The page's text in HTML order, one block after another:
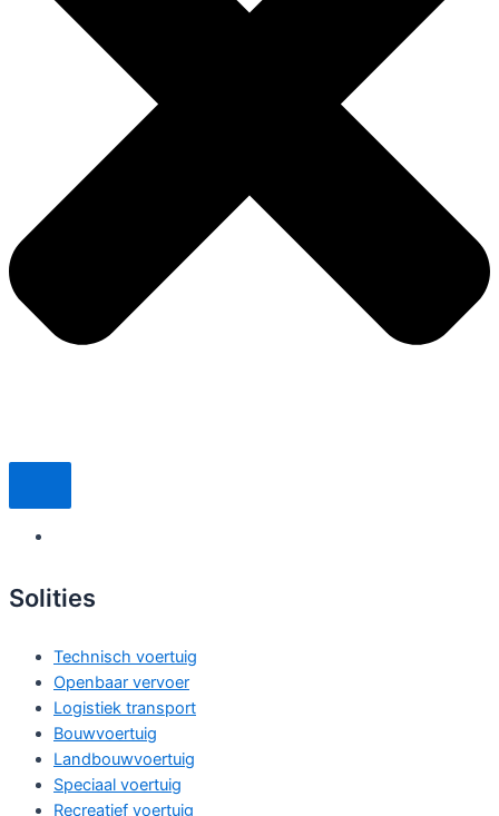
Solities
Technisch voertuig
Openbaar vervoer
Logistiek transport
Bouwvoertuig
Landbouwvoertuig
Speciaal voertuig
Recreatief voertuig